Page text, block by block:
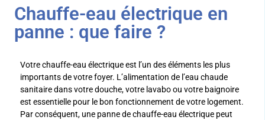
Chauffe-eau électrique en
panne : que faire ?
Votre chauffe-eau électrique est l’un des éléments les plus
importants de votre foyer. L’alimentation de l’eau chaude
sanitaire dans votre douche, votre lavabo ou votre baignoire
est essentielle pour le bon fonctionnement de votre logement.
Par conséquent, une panne de chauffe-eau électrique peut